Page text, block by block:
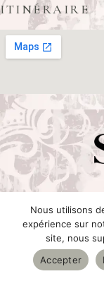
ITINÉRAIRE
Nous utilisons
expérience sur
site, nous
Accepter